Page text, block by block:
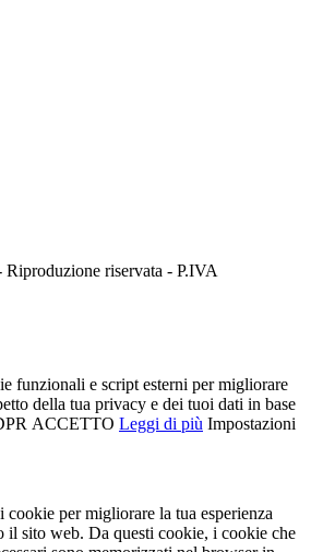
riservata - P.IVA
funzionali e script esterni per migliorare
della tua privacy e dei tuoi dati in base
ACCETTO Leggi di più Impostazioni
per migliorare la tua esperienza
il sito web. Da questi cookie, i cookie che